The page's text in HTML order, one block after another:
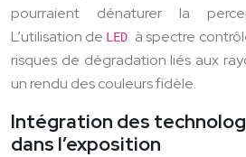
pourraient dénaturer la
L’utilisation de LED à spectre
risques de dégradation liés aux
un rendu des couleurs fidèle.
Intégration des
dans l’exposition